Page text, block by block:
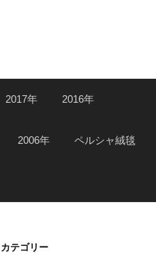
2017年 2016年
2006年 ペルシャ絨毯
カテゴリー